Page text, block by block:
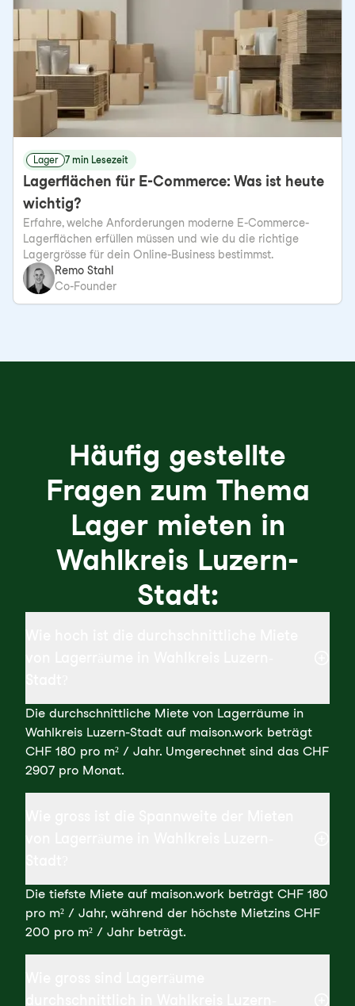
Lager 7 min Lesezeit
Lagerflächen für E-Commerce: Was ist heute
wichtig?
Erfahre, welche Anforderungen moderne E-Commerce-
Lagerflächen erfüllen müssen und wie du die richtige
Lagergrösse für dein Online-Business bestimmst.
Remo Stahl
Co-Founder
Häufig gestellte
Fragen zum Thema
Lager mieten in
Wahlkreis Luzern-
Stadt:
Die durchschnittliche Miete von Lagerräume in
Wahlkreis Luzern-Stadt auf maison.work beträgt
CHF 180 pro m² / Jahr. Umgerechnet sind das CHF
2907 pro Monat.
Die tiefste Miete auf maison.work beträgt CHF 180
pro m² / Jahr, während der höchste Mietzins CHF
200 pro m² / Jahr beträgt.